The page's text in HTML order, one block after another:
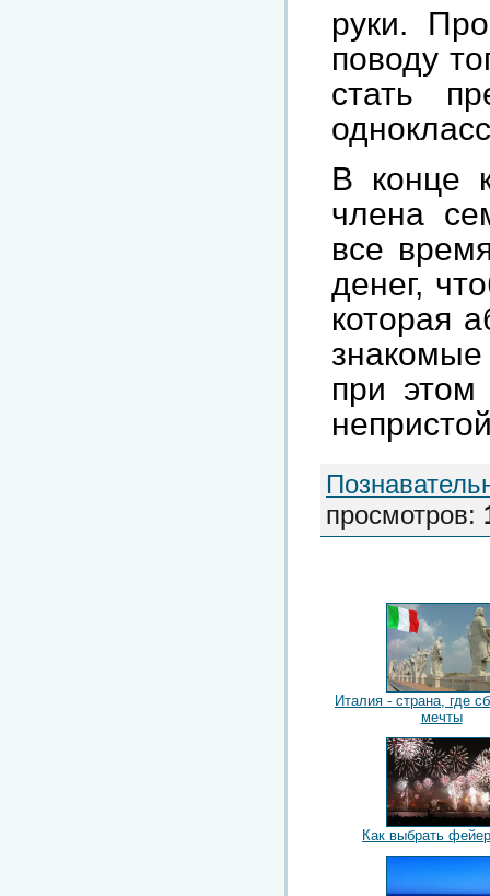
руки.
поводу
стать
В конце
члена
все
денег,
которая
при этом
просмотров:
Италия - страна, где
мечты
Как выбрать